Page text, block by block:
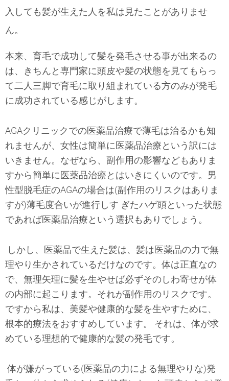
入しても髪が生えた人を私は見たことがありませ
ん。
本来、育毛で成功して髪を発毛させる事が出来るの
は、きちんと専門家に頭皮や髪の状態を見てもらっ
て二人三脚で育毛に取り組まれている方のみが発毛
に成功されている感じがします。
AGAクリニックでの医薬品治療で薄毛は治るかも知
れませんが、女性は簡単に医薬品治療という訳には
いきません。なぜなら、副作用の影響などもありま
すから簡単に医薬品治療とはいきにくいのです。 男
性型脱毛症のAGAの場合は(副作用のリスクはありま
すが)薄毛度合いが進行しす ぎたハゲ頭といった状態
であれば医薬品治療という選択もありでしょう。
しかし、医薬品で生えた髪は、髪は医薬品の力で無
理やり生かされているだけなのです。体は正直なの
で、無理矢理に髪を生やせば必ずそのしわ寄せが体
の内部に起こります。それが副作用のリスクです。
ですから私は、美髪や健康的な髪を生やすために、
根本的療法をおすすめしています。 それは、体が求
めている理想的で健康的な髪の発毛です。
体が嫌がっている(医薬品の力による無理やりな)発